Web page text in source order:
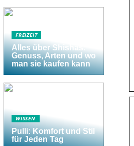
FREIZEIT
Alles über Shishas:
Genuss, Arten und wo
man sie kaufen kann
WISSEN
Pulli: Komfort und Stil
für Jeden Tag